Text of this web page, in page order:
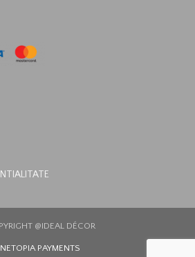
@IDEAL DÉCOR
NETOPIA PAYMENTS